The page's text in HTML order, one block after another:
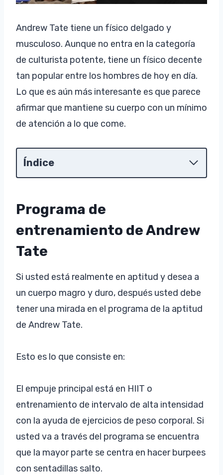
Andrew Tate tiene un físico delgado y
musculoso. Aunque no entra en la categoría
de culturista potente, tiene un físico decente
tan popular entre los hombres de hoy en día.
Lo que es aún más interesante es que parece
afirmar que mantiene su cuerpo con un mínimo
de atención a lo que come.
Índice
Programa de
entrenamiento de Andrew
Tate
Si usted está realmente en aptitud y desea a
un cuerpo magro y duro, después usted debe
tener una mirada en el programa de la aptitud
de Andrew Tate.
Esto es lo que consiste en:
El empuje principal está en HIIT o
entrenamiento de intervalo de alta intensidad
con la ayuda de ejercicios de peso corporal. Si
usted va a través del programa se encuentra
que la mayor parte se centra en hacer burpees
con sentadillas salto.